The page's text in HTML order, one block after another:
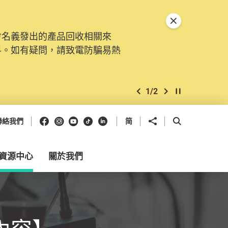
義發出的產品回收相關來
如有疑問，請致電防騙易熱
上一個
1/2 下一個開始/暫停幻燈
關閉特別通告
絡我們 Facebook
Instagram
Youtube
抖音領英 简 分享到 開啟搜尋框
源中心 關於我們